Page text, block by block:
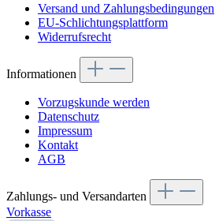
Versand und Zahlungsbedingungen
EU-Schlichtungsplattform
Widerrufsrecht
Informationen
Vorzugskunde werden
Datenschutz
Impressum
Kontakt
AGB
Zahlungs- und Versandarten
Vorkasse